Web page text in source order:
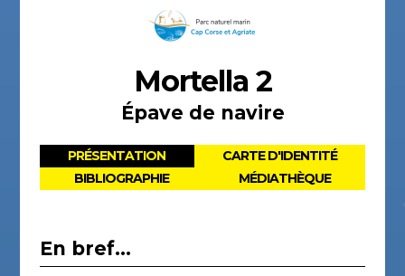
Mortella 2
Épave de navire
PRÉSENTATION
CARTE D'IDENTITÉ
BIBLIOGRAPHIE
MÉDIATHÈQUE
En bref...